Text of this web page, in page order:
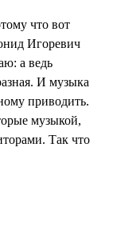
что вот
Игоревич
а ведь
И музыка
приводить.
музыкой,
Так что